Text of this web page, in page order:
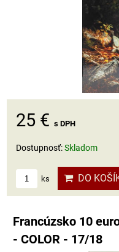
25 € s DPH
Dostupnosť:Skladom
ks DO
Francúzsko 10
- COLOR - 17/18